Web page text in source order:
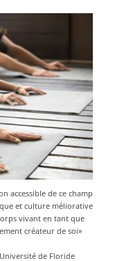
accessible de ce champ
et culture méliorative
vivant en tant que
créateur de soi»
de Floride